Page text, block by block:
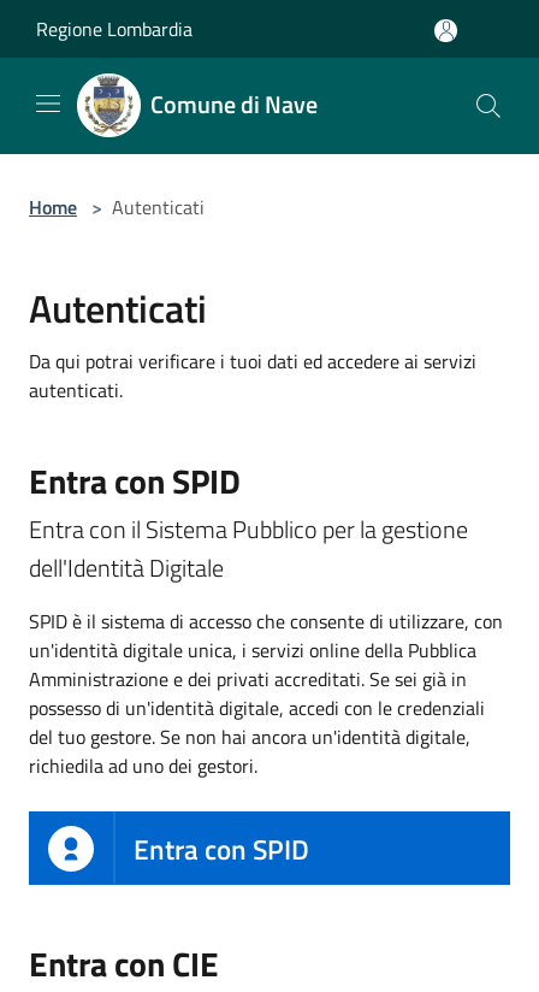
Regione Lombardia
Comune di Nave
Home > Autenticati
Autenticati
Da qui potrai verificare i tuoi dati ed accedere ai servizi
autenticati.
Entra con SPID
Entra con il Sistema Pubblico per la gestione
dell'Identità Digitale
SPID è il sistema di accesso che consente di utilizzare, con
un'identità digitale unica, i servizi online della Pubblica
Amministrazione e dei privati accreditati. Se sei già in
possesso di un'identità digitale, accedi con le credenziali
del tuo gestore. Se non hai ancora un'identità digitale,
richiedila ad uno dei gestori.
Entra con SPID
Entra con CIE